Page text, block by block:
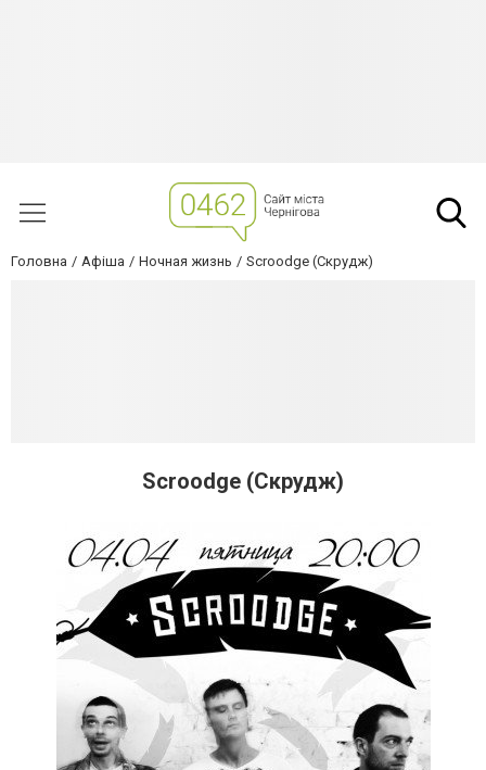
Головна Афіша Ночная жизнь Scroodge (Скрудж)
Scroodge (Скрудж)